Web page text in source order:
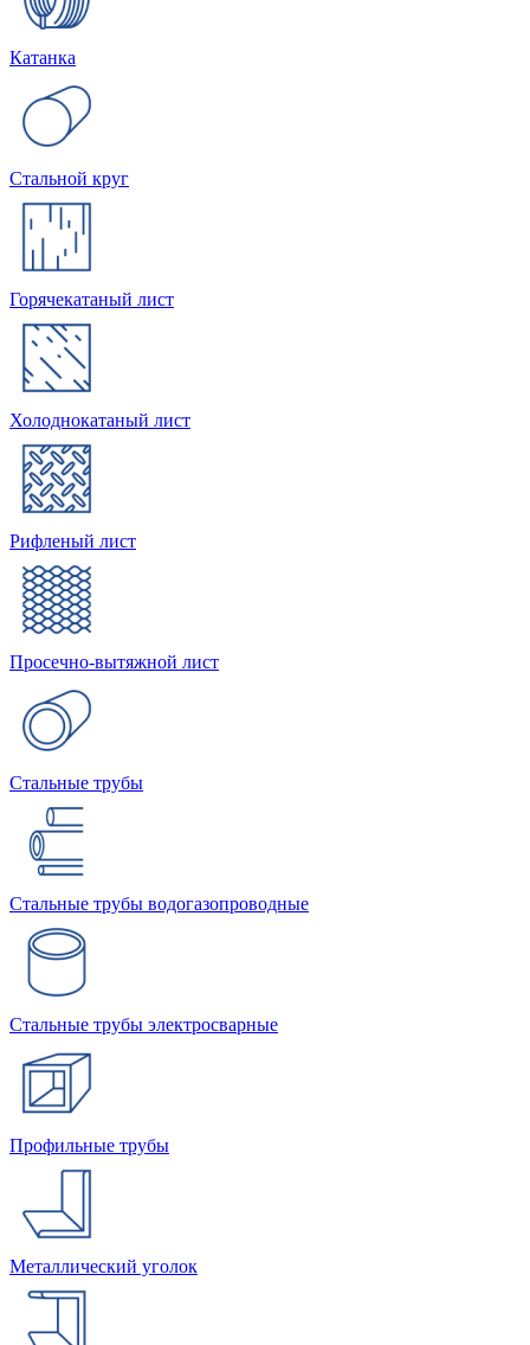
Катанка
Стальной круг
Горячекатаный лист
Холоднокатаный лист
Рифленый лист
Просечно-вытяжной лист
Стальные трубы
Стальные трубы водогазопроводные
Стальные трубы электросварные
Профильные трубы
Металлический уголок